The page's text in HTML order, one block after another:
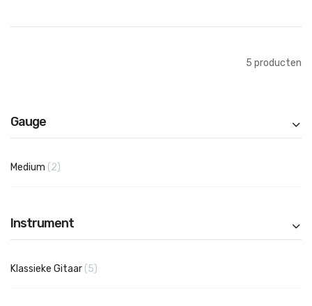
Gauge
Medium 2producten
Instrument
Klassieke Gitaar 5producten
5 producten